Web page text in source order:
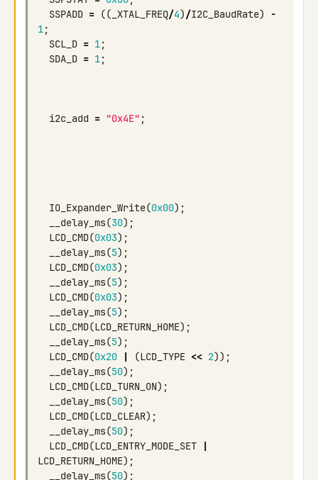
SSPADD = (( _XTAL_FREQ/4)/I2C_BaudRate)
-
1;
SCL_D = 1;
SDA_D = 1;
i2c_add = "0x4E" ;
IO_Expander_Write(0x00);
__delay_ms(30);
LCD_CMD(0x03);
__delay_ms(5);
LCD_CMD(0x03);
__delay_ms(5);
LCD_CMD(0x03);
__delay_ms(5);
LCD_CMD(LCD_RETURN_HOME);
__delay_ms(5);
LCD_CMD(0x20 | (LCD_TYPE << 2));
__delay_ms(50);
LCD_CMD(LCD_TURN_ON);
__delay_ms(50);
LCD_CMD(LCD_CLEAR);
__delay_ms(50);
LCD_CMD(LCD_ENTRY_MODE_SET
|
LCD_RETURN_HOME);
__delay_ms(50);